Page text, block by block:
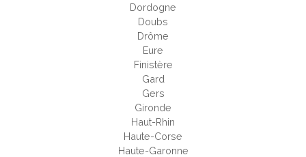
Dordogne
Doubs
Drôme
Eure
Finistère
Gard
Gers
Gironde
Haut-Rhin
Haute-Corse
Haute-Garonne